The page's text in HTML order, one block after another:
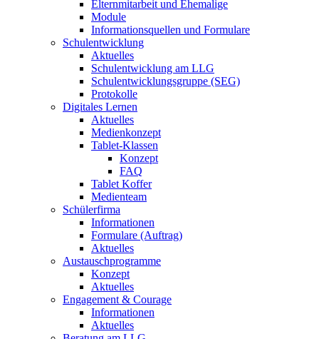
Elternmitarbeit und Ehemalige
Module
Informationsquellen und Formulare
Schulentwicklung
Aktuelles
Schulentwicklung am LLG
Schulentwicklungsgruppe (SEG)
Protokolle
Digitales Lernen
Aktuelles
Medienkonzept
Tablet-Klassen
Konzept
FAQ
Tablet Koffer
Medienteam
Schülerfirma
Informationen
Formulare (Auftrag)
Aktuelles
Austauschprogramme
Konzept
Aktuelles
Engagement & Courage
Informationen
Aktuelles